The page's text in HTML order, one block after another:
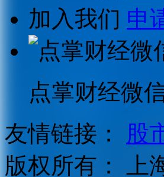
加入我们 申
点掌财经微
友情链接：
股
版权所有：